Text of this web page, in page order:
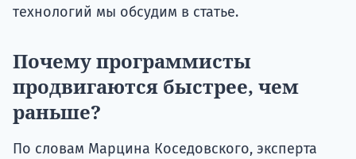
технологий мы обсудим в статье.
Почему программисты
продвигаются быстрее, чем
раньше?
По словам Марцина Коседовского, эксперта